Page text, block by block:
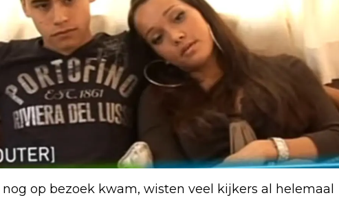
op bezoek kwam, wisten veel kijkers al helemaal